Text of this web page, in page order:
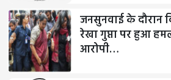
जनसुनवाई के दौरान
रेखा गुप्ता पर हुआ
आरोपी…